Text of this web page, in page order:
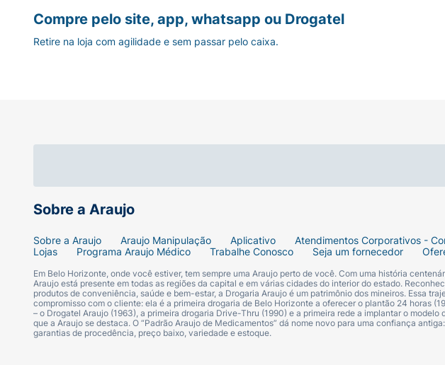
Sobre a Araujo
Sobre a Araujo Araujo Manipulação Aplicativo Atendimentos Corporativos -
Lojas
Programa Araujo Médico Trabalhe Conosco Seja um fornecedor
Em Belo Horizonte, onde você estiver, tem sempre uma Araujo perto de você. Com uma história
Araujo está presente em todas as regiões da capital e em várias cidades do interior do estado.
produtos de conveniência, saúde e bem-estar, a Drogaria Araujo é um patrimônio dos mineiros. Essa
compromisso com o cliente: ela é a primeira drogaria de Belo Horizonte a oferecer o plantão 24 horas
– o Drogatel Araujo (1963), a primeira drogaria Drive-Thru (1990) e a primeira rede a implantar o
que a Araujo se destaca. O “Padrão Araujo de Medicamentos” dá nome novo para uma confiança
garantias de procedência, preço baixo, variedade e estoque.
Compre pelo site, app, whatsapp ou Drogatel
Retire na loja com agilidade e sem passar pelo caixa.